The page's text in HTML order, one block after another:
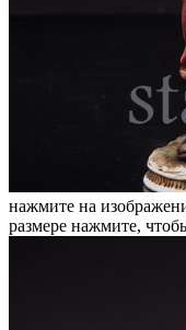
нажмите на
размере нажмите,